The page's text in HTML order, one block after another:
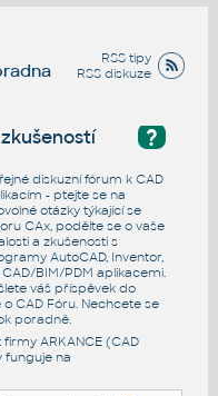
RSS tipy
RSS diskuze
?
diskuzní fórum k CAD
- ptejte se na
otázky týkající se
CAx, podělte se o vaše
a zkušenosti s
AutoCAD, Inventor,
CAD/BIM/PDM aplikacemi.
váš příspěvek do
o CAD Fóru. Nechcete se
poradně.
ARKANCE (CAD
funguje na